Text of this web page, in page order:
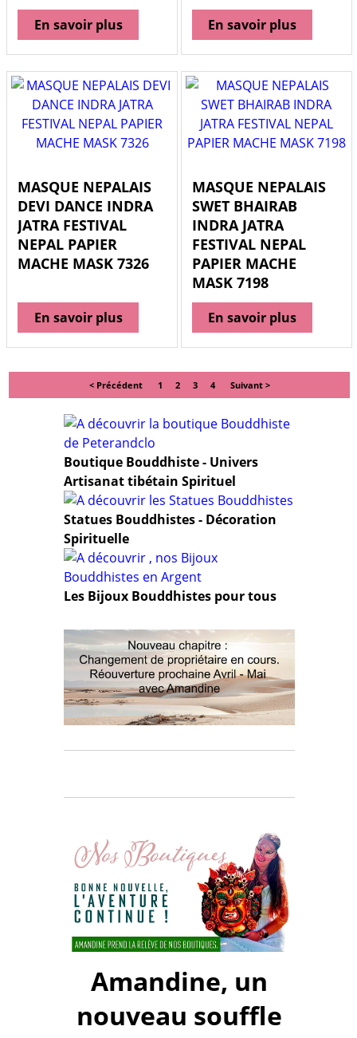
En savoir plus En savoir plus
MASQUE NEPALAIS
DEVI DANCE INDRA
JATRA FESTIVAL
NEPAL PAPIER
MACHE MASK 7326
En savoir plus
MASQUE NEPALAIS
SWET BHAIRAB
INDRA JATRA
FESTIVAL NEPAL
PAPIER MACHE
MASK 7198
En savoir plus
< Précédent 1 2 3 4 Suivant >
Boutique Bouddhiste - Univers
Artisanat tibétain Spirituel
Statues Bouddhistes - Décoration
Spirituelle
Les Bijoux Bouddhistes pour tous
Amandine, un
nouveau souffle